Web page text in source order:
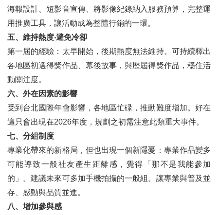
海報設計、短影音宣傳、將影像紀錄納入服務預算，完整運
用推廣工具，讓活動成為整體行銷的一環。
五、維持熱度‧避免冷卻
第一屆的經驗：太早開始，後期熱度無法維持。可持續釋出
各地區初選得獎作品、幕後故事，與歷屆得獎作品，穩住活
動關注度。
六、外在因素的影響
受到台北國際年會影響，各地區忙碌，推動難度增加。好在
這只會出現在2026年度，規劃之初需注意此類重大事件。
七、分組制度
專業化帶來的新格局，但也出現一個新隱憂：專業作品變多
可能導致一般社友產生距離感，覺得「那不是我能參加
的」。建議未來可多加手機拍攝的一般組。讓專業與普及並
存、感動與品質並進。
八、增加參與感